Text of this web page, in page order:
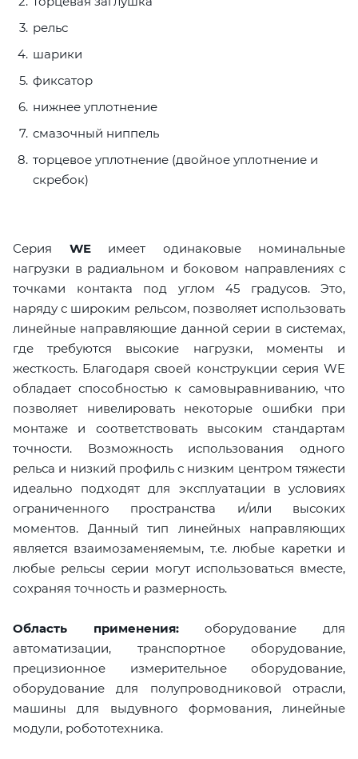
рельс
шарики
фиксатор
нижнее уплотнение
смазочный ниппель
торцевое уплотнение (двойное уплотнение и
скребок)
Серия WEимеет одинаковые номинальные
нагрузки в радиальном и боковом направлениях с
точками контакта под углом 45 градусов. Это,
наряду с широким рельсом, позволяет использовать
линейные направляющие данной серии в системах,
где требуются высокие нагрузки, моменты и
жесткость. Благодаря своей конструкции серия WE
обладает способностью к самовыравниванию, что
позволяет нивелировать некоторые ошибки при
монтаже и соответствовать высоким стандартам
точности. Возможность использования одного
рельса и низкий профиль с низким центром тяжести
идеально подходят для эксплуатации в условиях
ограниченного пространства и/или высоких
моментов. Данный тип линейных направляющих
является взаимозаменяемым, т.е. любые каретки и
любые рельсы серии могут использоваться вместе,
сохраняя точность и размерность.
Область применения:оборудование для
автоматизации, транспортное оборудование,
прецизионное измерительное оборудование,
оборудование для полупроводниковой отрасли,
машины для выдувного формования, линейные
модули, робототехника.